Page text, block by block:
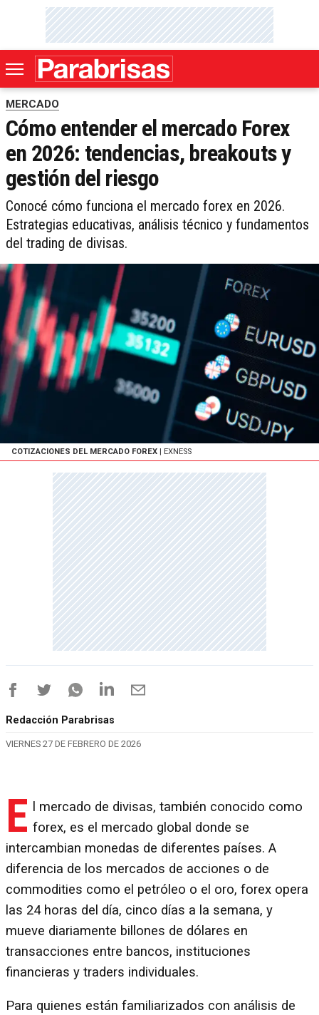
MERCADO
Cómo entender el mercado Forex
en 2026: tendencias, breakouts y
gestión del riesgo
Conocé cómo funciona el mercado forex en 2026.
Estrategias educativas, análisis técnico y fundamentos
del trading de divisas.
COTIZACIONES DEL MERCADO FOREX | EXNESS
Redacción Parabrisas
VIERNES 27 DE FEBRERO DE 2026
E
l mercado de divisas, también conocido como
forex, es el mercado global donde se
intercambian monedas de diferentes países. A
diferencia de los mercados de acciones o de
commodities como el petróleo o el oro, forex opera
las 24 horas del día, cinco días a la semana, y
mueve diariamente billones de dólares en
transacciones entre bancos, instituciones
financieras y traders individuales.
Para quienes están familiarizados con análisis de